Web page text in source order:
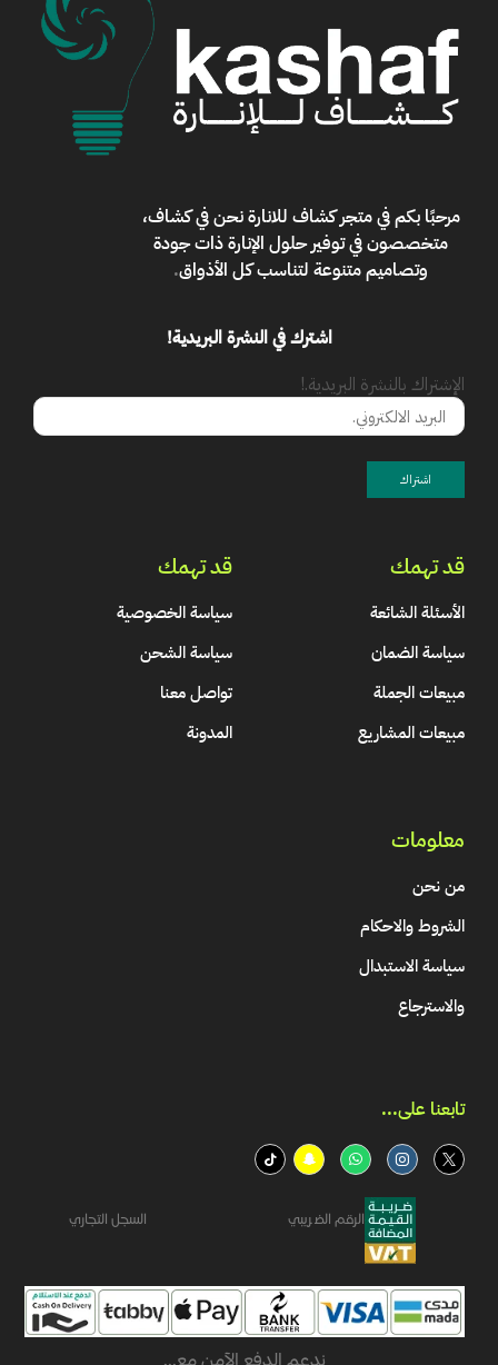
مرحبًا بكم فيمتجر كشاف للانارةنحن في كشاف،
متخصصون في توفير حلول الإنارة ذات جودة
وتصاميم متنوعة لتناسب كل الأذواق.
اشترك في النشرة البريدية!
الإشتراك بالنشرة البريدية.!
قد تهمك
الأسئلة الشائعة
سياسة الضمان
مبيعات الجملة
مبيعات المشاريع
قد تهمك
سياسة الخصوصية
سياسة الشحن
تواصل معنا
المدونة
معلومات
من نحن
الشروط والاحكام
سياسة الاستبدال
والاسترجاع
تابعنا على...​
الرقم الضريبي السجل التجاري